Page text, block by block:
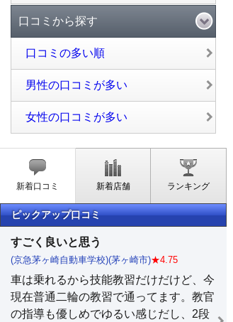
口コミから探す
口コミの多い順
男性の口コミが多い
女性の口コミが多い
新着口コミ 新着店舗 ランキング
ピックアップ口コミ
すごく良いと思う
(京急茅ヶ崎自動車学校)(茅ヶ崎市)★4.75
車は乗れるから技能教習だけだけど、今
現在普通二輪の教習で通ってます。教官
の指導も優しめでゆるい感じだし、2段